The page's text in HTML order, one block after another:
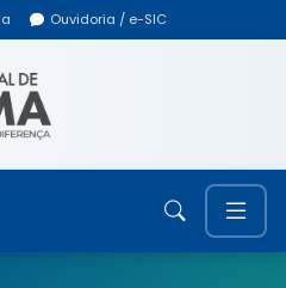
Ouvidoria / e-SIC